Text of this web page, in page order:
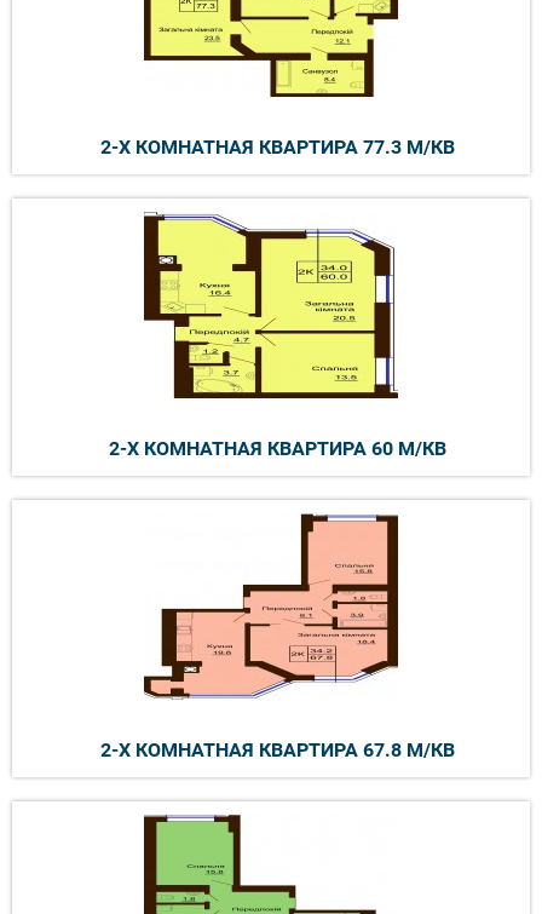
2-Х КОМНАТНАЯ КВАРТИРА 77.3 М/КВ
2-Х КОМНАТНАЯ КВАРТИРА 60 М/КВ
2-Х КОМНАТНАЯ КВАРТИРА 67.8 М/КВ